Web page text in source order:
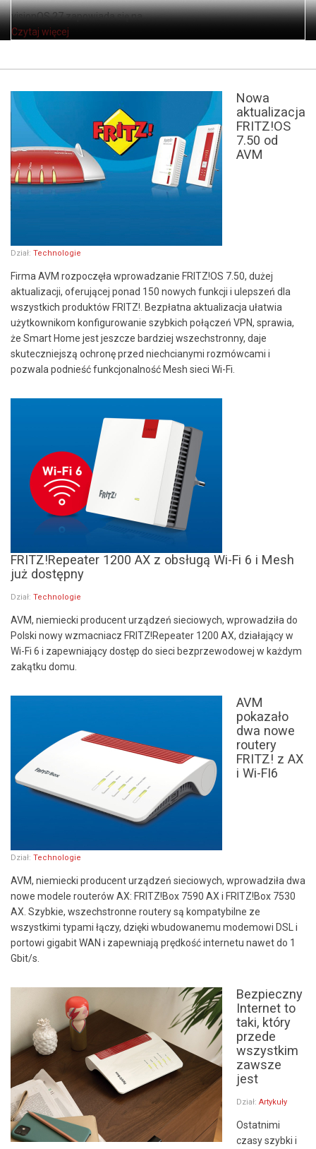
visionOS 27 zapowiada się na ...
Czytaj więcej
Nowa
aktualizacja
FRITZ!OS
7.50 od
AVM
Dział: Technologie
Firma AVM rozpoczęła wprowadzanie FRITZ!OS 7.50, dużej
aktualizacji, oferującej ponad 150 nowych funkcji i ulepszeń dla
wszystkich produktów FRITZ!. Bezpłatna aktualizacja ułatwia
użytkownikom konfigurowanie szybkich połączeń VPN, sprawia,
że Smart Home jest jeszcze bardziej wszechstronny, daje
skuteczniejszą ochronę przed niechcianymi rozmówcami i
pozwala podnieść funkcjonalność Mesh sieci Wi-Fi.
FRITZ!Repeater 1200 AX z obsługą Wi-Fi 6 i Mesh
już dostępny
Dział: Technologie
AVM, niemiecki producent urządzeń sieciowych, wprowadziła do
Polski nowy wzmacniacz FRITZ!Repeater 1200 AX, działający w
Wi-Fi 6 i zapewniający dostęp do sieci bezprzewodowej w każdym
zakątku domu.
AVM
pokazało
dwa nowe
routery
FRITZ! z AX
i Wi-FI6
Dział: Technologie
AVM, niemiecki producent urządzeń sieciowych, wprowadziła dwa
nowe modele routerów AX: FRITZ!Box 7590 AX i FRITZ!Box 7530
AX. Szybkie, wszechstronne routery są kompatybilne ze
wszystkimi typami łączy, dzięki wbudowanemu modemowi DSL i
portowi gigabit WAN i zapewniają prędkość internetu nawet do 1
Gbit/s.
Bezpieczny
Internet to
taki, który
przede
wszystkim
zawsze
jest
Dział: Artykuły
Ostatnimi
czasy szybki i